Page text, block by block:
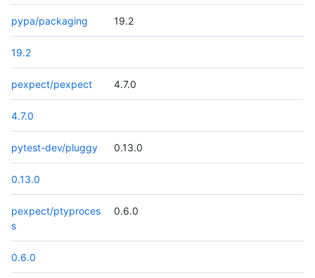
pypa/packaging 19.2
19.2
pexpect/pexpect 4.7.0
4.7.0
pytest-dev/pluggy 0.13.0
0.13.0
pexpect/ptyproces
s
0.6.0
0.6.0